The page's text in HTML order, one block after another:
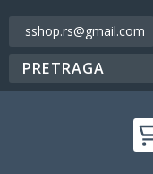
sshop.rs@gmail.com